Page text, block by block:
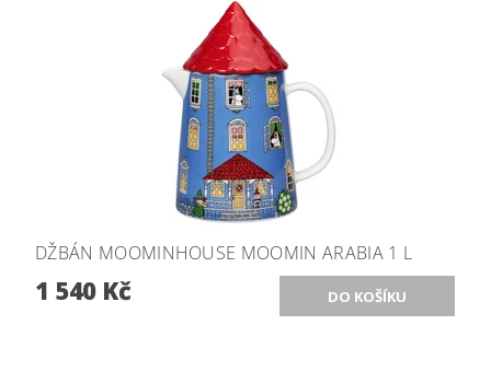
DŽBÁN MOOMINHOUSE MOOMIN ARABIA 1 L
1 540 Kč